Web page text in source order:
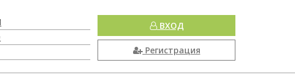
ВХОД
Регистрация